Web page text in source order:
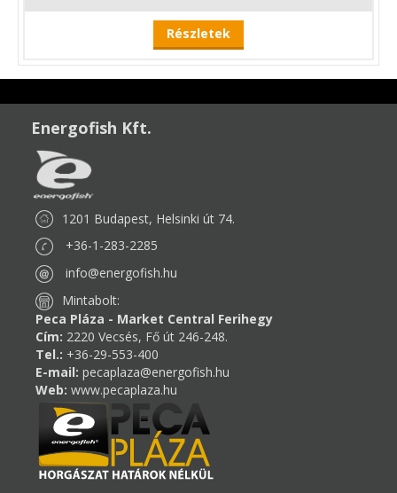
Részletek
Energofish Kft.
1201 Budapest, Helsinki út 74.
+36-1-283-2285
info@energofish.hu
Mintabolt:
Peca Pláza - Market Central Ferihegy
Cím: 2220 Vecsés, Fő út 246-248.
Tel.: +36-29-553-400
E-mail: pecaplaza@energofish.hu
Web: www.pecaplaza.hu